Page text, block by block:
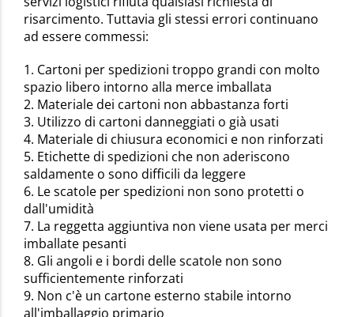
risarcimento. Tuttavia gli stessi errori continuano
ad essere commessi:
1. Cartoni per spedizioni troppo grandi con molto
spazio libero intorno alla merce imballata
2. Materiale dei cartoni non abbastanza forti
3. Utilizzo di cartoni danneggiati o già usati
4. Materiale di chiusura economici e non rinforzati
5. Etichette di spedizioni che non aderiscono
saldamente o sono difficili da leggere
6. Le scatole per spedizioni non sono protetti o
dall'umidità
7. La reggetta aggiuntiva non viene usata per merci
imballate pesanti
8. Gli angoli e i bordi delle scatole non sono
sufficientemente rinforzati
9. Non c'è un cartone esterno stabile intorno
all'imballaggio primario